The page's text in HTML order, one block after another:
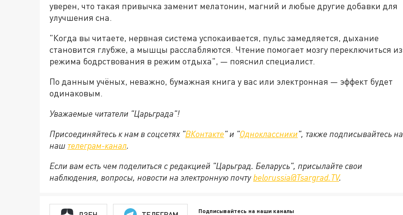
уверен, что такая привычка заменит мелатонин, магний и любые другие добавки для
улучшения сна.
"Когда вы читаете, нервная система успокаивается, пульс замедляется, дыхание
становится глубже, а мышцы расслабляются. Чтение помогает мозгу переключиться из
режима бодрствования в режим отдыха", — пояснил специалист.
По данным учёных, неважно, бумажная книга у вас или электронная — эффект будет
одинаковым.
Уважаемые читатели "Царьграда"!
Присоединяйтесь к нам в соцсетях "ВКонтакте" и "Одноклассники", также подписывайтесь на
наш телеграм-канал.
Если вам есть чем поделиться с редакцией "Царьград. Беларусь", присылайте свои
наблюдения, вопросы, новости на электронную почту belorussia@Tsargrad.TV.
Подписывайтесь на наши каналы